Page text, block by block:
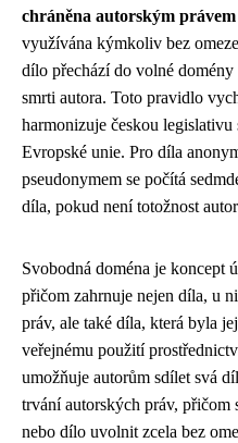
chráněna autorským právem
využívána kýmkoliv bez
dílo přechází do volné
smrti autora. Toto pravidlo
harmonizuje českou
Evropské unie. Pro díla
pseudonymem se počítá
díla, pokud není totožnost
Svobodná doména je koncept
přičom zahrnuje nejen díla, u
práv, ale také díla, která byla
veřejnému použití
umožňuje autorům sdílet svá
trvání autorských práv, přičom
nebo dílo uvolnit zcela bez